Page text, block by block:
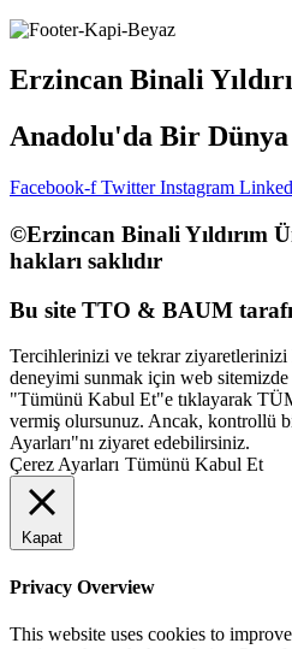
Erzincan Binali
Anadolu'da Bir
Facebook-f Twitter Instagram
©Erzincan Binali Yıldırım
hakları saklıdır
Bu site TTO & BAUM
Tercihlerinizi ve tekrar ziyaretlerinizi
deneyimi sunmak için web
"Tümünü Kabul Et"e tıklayarak
vermiş olursunuz. Ancak, kontrollü
Ayarları"nı ziyaret edebilirsiniz.
Çerez Ayarları Tümünü Kabul Et
Kapat
Privacy Overview
This website uses cookies to